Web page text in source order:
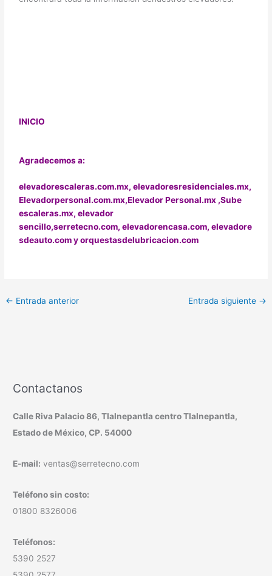
INICIO
Agradecemos a:
elevadorescaleras.com.mx,elevadoresresidenciales.mx,
Elevadorpersonal.com.mx,Elevador Personal.mx ,Sube
escaleras.mx,elevador
sencillo,serretecno.com, elevadorencasa.com, elevadore
sdeauto.comyorquestasdelubricacion.com
← Entrada anterior Entrada siguiente →
Contactanos
Calle Riva Palacio 86, Tlalnepantla centro Tlalnepantla,
Estado de México, CP. 54000
E-mail: ventas@serretecno.com
Teléfono sin costo:
01800 8326006
Teléfonos:
5390 2527